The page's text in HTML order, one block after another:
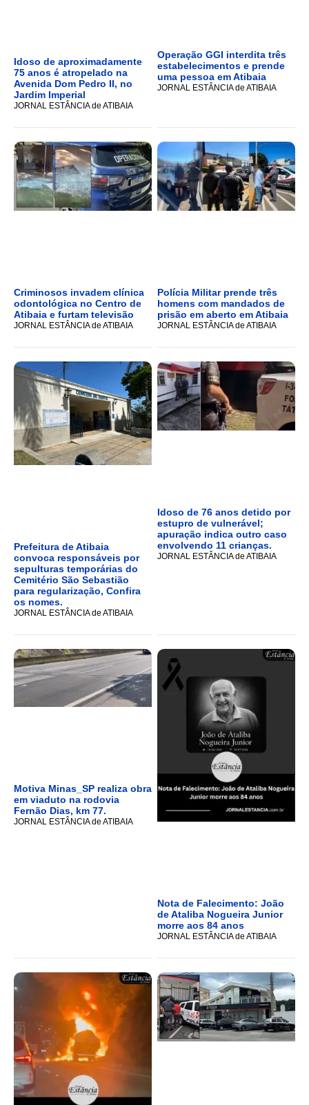
Idoso de aproximadamente
75 anos é atropelado na
Avenida Dom Pedro II, no
Jardim Imperial
JORNAL ESTÂNCIA de ATIBAIA
Operação GGI interdita três
estabelecimentos e prende
uma pessoa em Atibaia
JORNAL ESTÂNCIA de ATIBAIA
Criminosos invadem clínica
odontológica no Centro de
Atibaia e furtam televisão
JORNAL ESTÂNCIA de ATIBAIA
Polícia Militar prende três
homens com mandados de
prisão em aberto em Atibaia
JORNAL ESTÂNCIA de ATIBAIA
Prefeitura de Atibaia
convoca responsáveis por
sepulturas temporárias do
Cemitério São Sebastião
para regularização, Confira
os nomes.
JORNAL ESTÂNCIA de ATIBAIA
Idoso de 76 anos detido por
estupro de vulnerável;
apuração indica outro caso
envolvendo 11 crianças.
JORNAL ESTÂNCIA de ATIBAIA
Motiva Minas_SP realiza obra
em viaduto na rodovia
Fernão Dias, km 77.
JORNAL ESTÂNCIA de ATIBAIA
Nota de Falecimento: João
de Ataliba Nogueira Junior
morre aos 84 anos
JORNAL ESTÂNCIA de ATIBAIA